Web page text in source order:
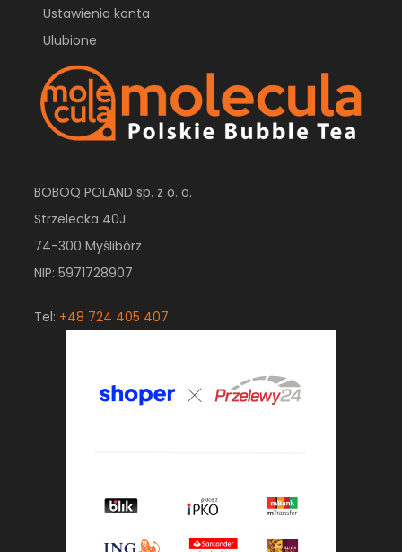
Ustawienia konta
Ulubione
BOBOQ POLAND sp. z o. o.
Strzelecka 40J
74-300 Myślibórz
NIP: 5971728907
Tel: +48 724 405 407